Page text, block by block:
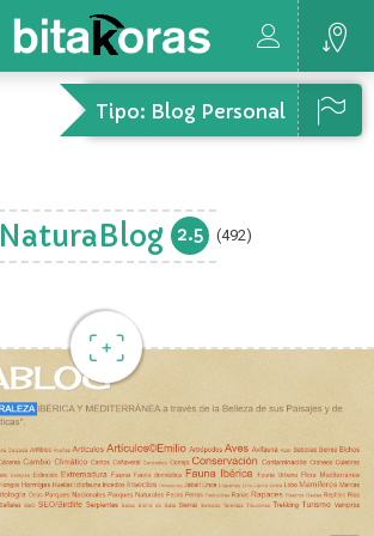
Tipo: Blog Personal
NaturaBlog 2.5 (492)